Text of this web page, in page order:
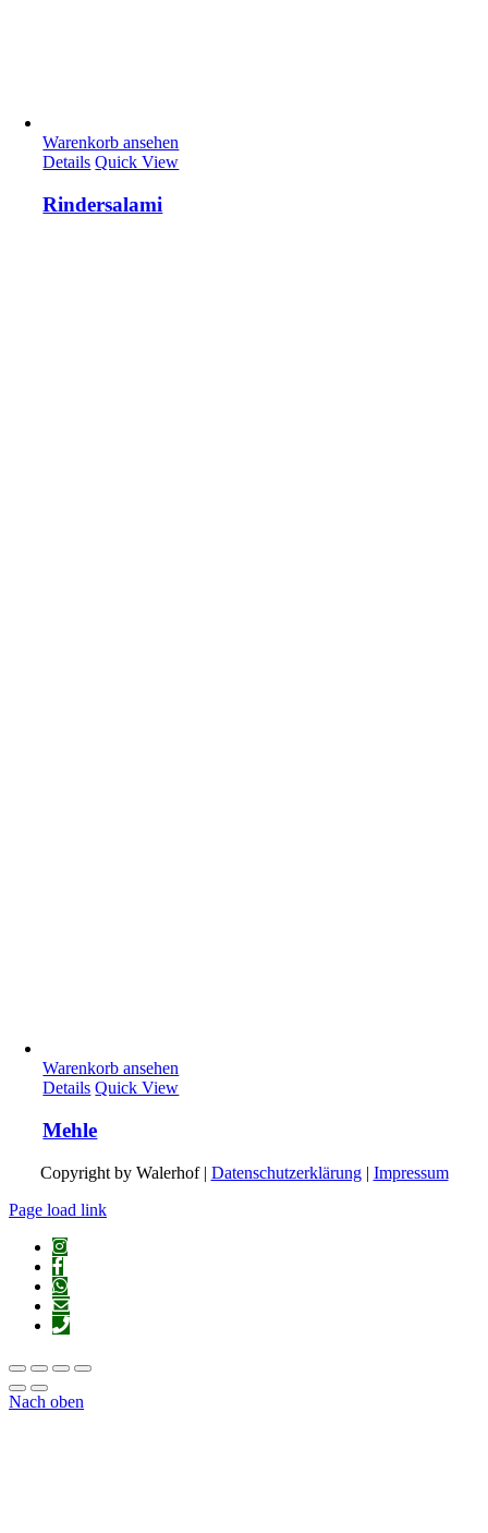
Warenkorb ansehen
Details Quick View
Rindersalami
Warenkorb ansehen
Details Quick View
Mehle
Copyright by Walerhof | Datenschutzerklärung| Impressum
Page load link
Nach oben